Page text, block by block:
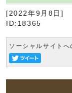
[2022年9月8日]
ID:18365
ソーシャルサイト